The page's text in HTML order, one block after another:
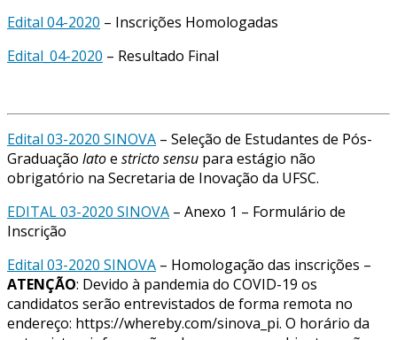
Edital 04-2020 – Inscrições Homologadas
Edital_04-2020 – Resultado Final
Edital 03-2020 SINOVA – Seleção de Estudantes de Pós-
Graduação latoe stricto sensu para estágio não
obrigatório na Secretaria de Inovação da UFSC.
EDITAL 03-2020 SINOVA – Anexo 1 – Formulário de
Inscrição
Edital 03-2020 SINOVA – Homologação das inscrições –
ATENÇÃO: Devido à pandemia do COVID-19 os
candidatos serão entrevistados de forma remota no
endereço: https://whereby.com/sinova_pi. O horário da